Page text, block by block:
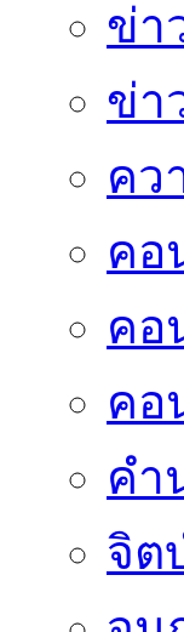
ข่า
ข่า
คว
คอ
คอ
คอ
คำ
จิต